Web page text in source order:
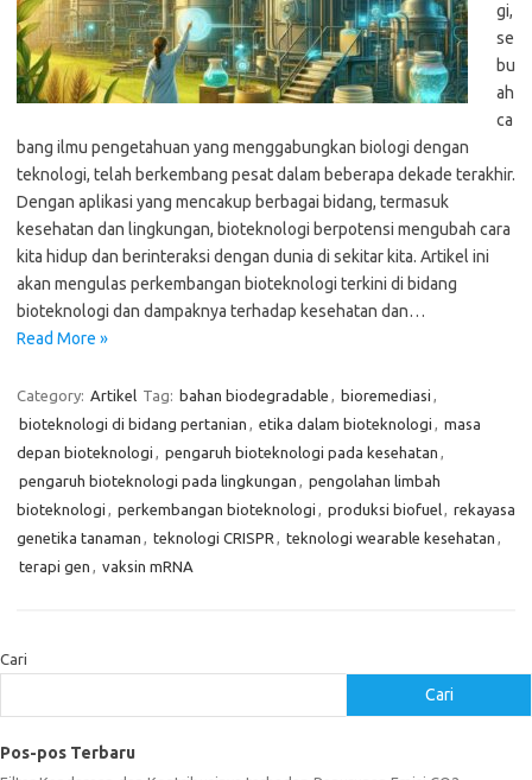
gi,
se
bu
ah
ca
bang ilmu pengetahuan yang menggabungkan biologi dengan
teknologi, telah berkembang pesat dalam beberapa dekade terakhir.
Dengan aplikasi yang mencakup berbagai bidang, termasuk
kesehatan dan lingkungan, bioteknologi berpotensi mengubah cara
kita hidup dan berinteraksi dengan dunia di sekitar kita. Artikel ini
akan mengulas perkembangan bioteknologi terkini di bidang
bioteknologi dan dampaknya terhadap kesehatan dan…
Read More »
Category: Artikel Tag: bahan biodegradable , bioremediasi ,
bioteknologi di bidang pertanian , etika dalam bioteknologi , masa
depan bioteknologi , pengaruh bioteknologi pada kesehatan ,
pengaruh bioteknologi pada lingkungan , pengolahan limbah
bioteknologi , perkembangan bioteknologi , produksi biofuel, rekayasa
genetika tanaman , teknologi CRISPR , teknologi wearable kesehatan ,
terapi gen , vaksin mRNA
Cari
Cari
Pos-pos Terbaru